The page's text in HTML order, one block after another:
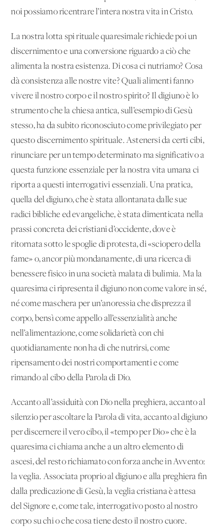
noi possiamo ricentrare l’intera nostra vita in Cristo.
La nostra lotta spi rituale quaresimale richiede poi un
discernimento e una conversione riguardo a ciò che
alimenta la nostra esistenza. Di cosa ci nutriamo? Cosa
dà consistenza alle nostre vite? Quali alimenti fanno
vivere il nostro corpo e il nostro spirito? Il digiuno è lo
strumento che la chiesa antica, sull’esempio di Gesù
stesso, ha da subito riconosciuto come privilegiato per
questo discernimento spirituale. Astenersi da certi cibi,
rinunciare per un tempo determinato ma significativo a
questa funzione essenziale per la nostra vita umana ci
riporta a questi interrogativi essenziali. Una pratica,
quella del digiuno, che è stata allontanata dalle sue
radici bibliche ed evangeliche, è stata dimenticata nella
prassi concreta dei cristiani d’occidente, dove è
ritornata sotto le spoglie di protesta, di «sciopero della
fame» o, ancor più mondanamente, di una ricerca di
benessere fisico in una società malata di bulimia. Ma la
quaresima ci ripresenta il digiuno non come valore in sé,
né come maschera per un’anoressia che disprezza il
corpo, bensì come appello all’essenzialità anche
nell’alimentazione, come solidarietà con chi
quotidianamente non ha di che nutrirsi, come
ripensamento dei nostri comportamenti e come
rimando al cibo della Parola di Dio.
Accanto all’assiduità con Dio nella preghiera, accanto al
silenzio per ascoltare la Parola di vita, accanto al digiuno
per discernere il vero cibo, il «tempo per Dio» che è la
quaresima ci chiama anche a un altro elemento di
ascesi, del resto richiamato con forza anche in Avvento:
la veglia. Associata proprio al digiuno e alla preghiera fin
dalla predicazione di Gesù, la veglia cristiana è attesa
del Signore e, come tale, interrogativo posto al nostro
corpo su chi o che cosa tiene desto il nostro cuore.